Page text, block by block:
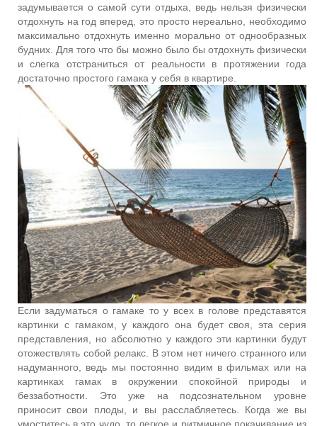
задумывается о самой сути отдыха, ведь нельзя физически
отдохнуть на год вперед, это просто нереально, необходимо
максимально отдохнуть именно морально от однообразных
будних. Для того что бы можно было бы отдохнуть физически
и слегка отстраниться от реальности в протяжении года
достаточно простого гамака у себя в квартире.
Если задуматься о гамаке то у всех в голове представятся
картинки с гамаком, у каждого она будет своя, эта серия
представления, но абсолютно у каждого эти картинки будут
отожествлять собой релакс. В этом нет ничего странного или
надуманного, ведь мы постоянно видим в фильмах или на
картинках гамак в окружении спокойной природы и
беззаботности. Это уже на подсознательном уровне
приносит свои плоды, и вы расслабляетесь. Когда же вы
умоститесь в это чудо, то легкое и ритмичное покачивание из